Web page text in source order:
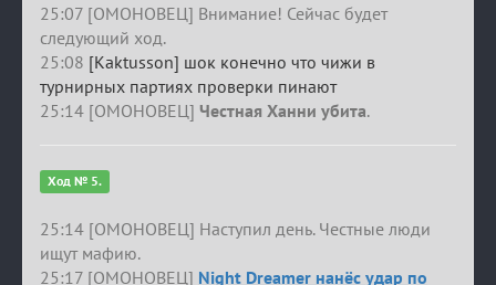
25:07 [ОМОНОВЕЦ] Внимание! Сейчас будет
следующий ход.
25:08 [Kaktusson] шок конечно что чижи в
турнирных партиях проверки пинают
25:14 [ОМОНОВЕЦ] Честная Ханни убита.
Ход № 5.
25:14 [ОМОНОВЕЦ] Наступил день. Честные люди
ищут мафию.
25:17 [ОМОНОВЕЦ] Night Dreamer нанёс удар по